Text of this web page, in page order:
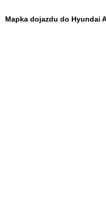
Mapka dojazdu do Hyundai